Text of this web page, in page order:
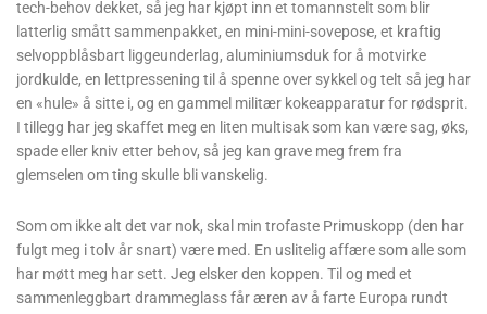
Men alt det er high-tech-stæsj. En lang tur krever også en del low-
tech-behov dekket, så jeg har kjøpt inn et tomannstelt som blir
latterlig smått sammenpakket, en mini-mini-sovepose, et kraftig
selvoppblåsbart liggeunderlag, aluminiumsduk for å motvirke
jordkulde, en lettpressening til å spenne over sykkel og telt så jeg har
en «hule» å sitte i, og en gammel militær kokeapparatur for rødsprit.
I tillegg har jeg skaffet meg en liten multisak som kan være sag, øks,
spade eller kniv etter behov, så jeg kan grave meg frem fra
Som om ikke alt det var nok, skal min trofaste Primuskopp (den har
fulgt meg i tolv år snart) være med. En uslitelig affære som alle som
har møtt meg har sett. Jeg elsker den koppen. Til og med et